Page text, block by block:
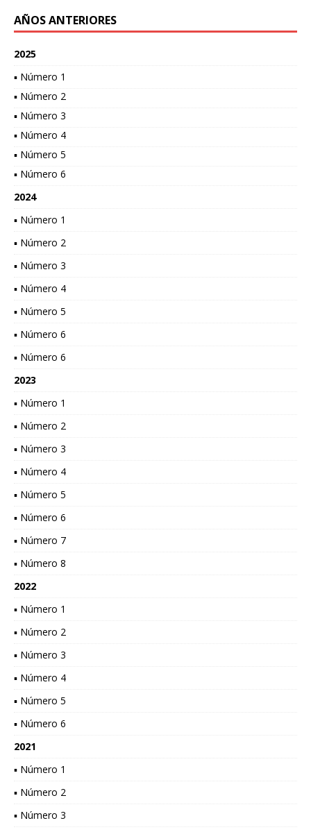
AÑOS ANTERIORES
2025
▪ Número 1
▪ Número 2
▪ Número 3
▪ Número 4
▪ Número 5
▪ Número 6
2024
▪ Número 1
▪ Número 2
▪ Número 3
▪ Número 4
▪ Número 5
▪ Número 6
▪ Número 6
2023
▪ Número 1
▪ Número 2
▪ Número 3
▪ Número 4
▪ Número 5
▪ Número 6
▪ Número 7
▪ Número 8
2022
▪ Número 1
▪ Número 2
▪ Número 3
▪ Número 4
▪ Número 5
▪ Número 6
2021
▪ Número 1
▪ Número 2
▪ Número 3